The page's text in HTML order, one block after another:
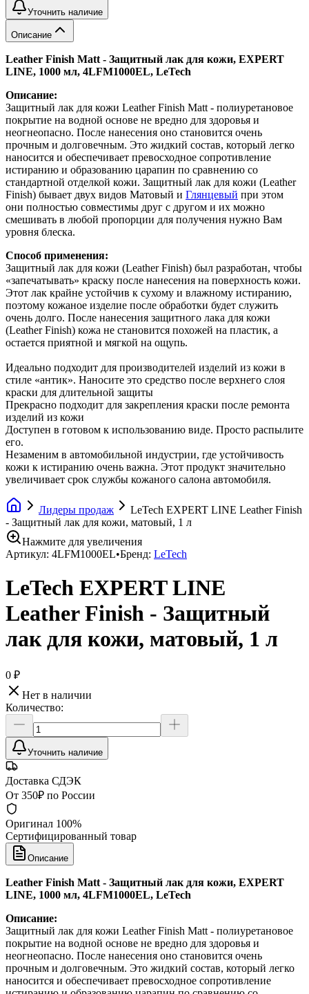
Уточнить наличие
Описание
Leather Finish Matt - Защитный лак для кожи, EXPERT
LINE, 1000 мл, 4LFM1000EL, LeTech
Описание:
Защитный лак для кожи Leather Finish Matt - полиуретановое
покрытие на водной основе не вредно для здоровья и
неогнеопасно. После нанесения оно становится очень
прочным и долговечным. Это жидкий состав, который легко
наносится и обеспечивает превосходное сопротивление
истиранию и образованию царапин по сравнению со
стандартной отделкой кожи. Защитный лак для кожи (Leather
Finish) бывает двух видов Матовый и Глянцевый при этом
они полностью совместимы друг с другом и их можно
смешивать в любой пропорции для получения нужно Вам
уровня блеска.
Способ применения:
Защитный лак для кожи (Leather Finish) был разработан, чтобы
«запечатывать» краску после нанесения на поверхность кожи.
Этот лак крайне устойчив к сухому и влажному истиранию,
поэтому кожаное изделие после обработки будет служить
очень долго. После нанесения защитного лака для кожи
(Leather Finish) кожа не становится похожей на пластик, а
остается приятной и мягкой на ощупь.
Идеально подходит для производителей изделий из кожи в
стиле «антик». Наносите это средство после верхнего слоя
краски для длительной защиты
Прекрасно подходит для закрепления краски после ремонта
изделий из кожи
Доступен в готовом к использованию виде. Просто распылите
его.
Незаменим в автомобильной индустрии, где устойчивость
кожи к истиранию очень важна. Этот продукт значительно
увеличивает срок службы кожаного салона автомобиля.
Лидеры продаж
LeTech EXPERT LINE Leather Finish
- Защитный лак для кожи, матовый, 1 л
Нажмите для увеличения
Артикул: 4LFM1000EL•Бренд: LeTech
LeTech EXPERT LINE
Leather Finish - Защитный
лак для кожи, матовый, 1 л
0 ₽
Нет в наличии
Количество:
Уточнить наличие
Доставка СДЭК
От 350₽ по России
Оригинал 100%
Сертифицированный товар
Описание
Leather Finish Matt - Защитный лак для кожи, EXPERT
LINE, 1000 мл, 4LFM1000EL, LeTech
Описание:
Защитный лак для кожи Leather Finish Matt - полиуретановое
покрытие на водной основе не вредно для здоровья и
неогнеопасно. После нанесения оно становится очень
прочным и долговечным. Это жидкий состав, который легко
наносится и обеспечивает превосходное сопротивление